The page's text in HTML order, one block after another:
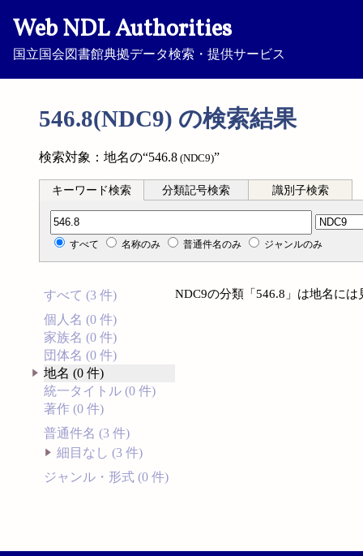
Web NDL Authorities
国立国会図書館典拠データ検索・提供サービス
546.8(NDC9) の検索結果
検索対象：地名の“546.8 (NDC9)”
キーワード検索 分類記号検索 識別子検索
分類記号検索
すべて 名称のみ 普通件名のみ ジャンルのみ
すべて (3 件)
個人名 (0 件)
家族名 (0 件)
団体名 (0 件)
地名 (0 件)
統一タイトル (0 件)
著作 (0 件)
普通件名 (3 件)
細目なし (3 件)
ジャンル・形式 (0 件)
NDC9の分類「546.8」は地名に